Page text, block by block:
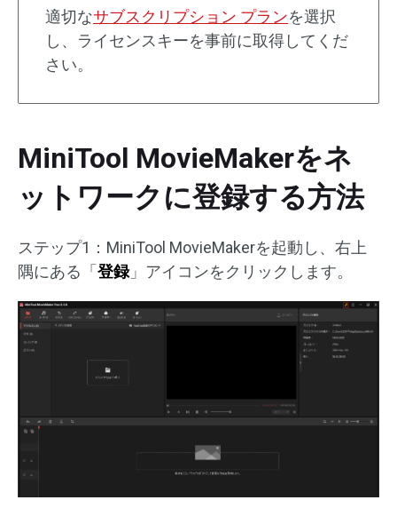
適切なサブスクリプション プランを選択
し、ライセンスキーを事前に取得してくだ
さい。
MiniTool MovieMakerをネ
ットワークに登録する方法
ステップ1：MiniTool MovieMakerを起動し、右上
隅にある「 登録」アイコンをクリックします。